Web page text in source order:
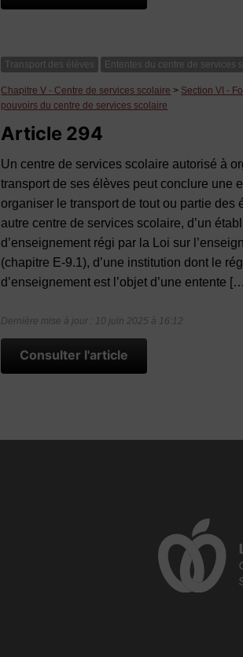
Transport des élèves Ententes du centre de services
Chapitre V - Centre de services scolaire > Section VI -
pouvoirs du centre de services scolaire
Article 294
Un centre de services scolaire autorisé à
transport de ses élèves peut conclure une
organiser le transport de tout ou partie des
autre centre de services scolaire, d’un
d’enseignement régi par la Loi sur
(chapitre E‐9.1), d’une institution dont le
d’enseignement est l’objet d’une entente
Dernière mise à jour : 10 juin 2025 à 16:12
Consulter l'article